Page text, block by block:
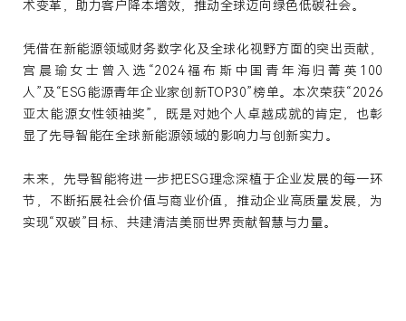
术变革，助力客户 降本增效， 推动全球迈向绿色低碳社会。
凭借在新能源领域财务数字化及全球化视野方面的突出贡献，
宫晨瑜女士曾入选“2024福布斯中国青年海归菁英100
人”及“ESG能源青年企业家创新TOP30”榜单。本次荣获“2026
亚太能源女性领袖奖”，既是对她个人卓越成就的肯定，也彰
显了先导智能在全球新能源领域的影响力与创新实力。
未来，先导智能将进一步把ESG理念深植于企业发展的每一环
节，不断拓展社会价值与商业价值，推动企业高质量发展，为
实现“双碳”目标、共建清洁美丽世界贡献智慧与力量。